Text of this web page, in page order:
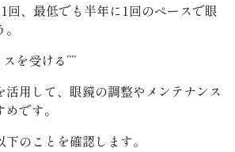
回、最低でも半年に1回のペースで眼
を受ける””
活用して、眼鏡の調整やメンテナンス
です。
のことを確認します。